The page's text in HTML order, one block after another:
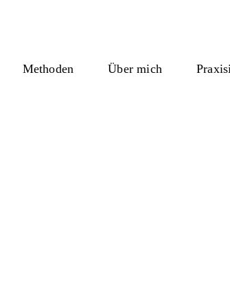
Methoden Über mich